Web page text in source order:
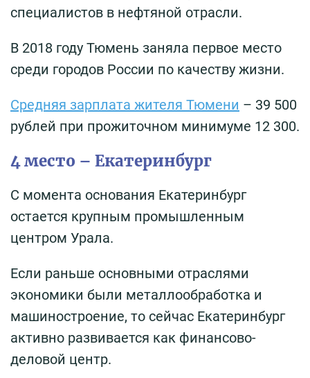
специалистов в нефтяной отрасли.
В 2018 году Тюмень заняла первое место
среди городов России по качеству жизни.
Средняя зарплата жителя Тюмени – 39 500
рублей при прожиточном минимуме 12 300.
4 место – Екатеринбург
С момента основания Екатеринбург
остается крупным промышленным
центром Урала.
Если раньше основными отраслями
экономики были металлообработка и
машиностроение, то сейчас Екатеринбург
активно развивается как финансово-
деловой центр.